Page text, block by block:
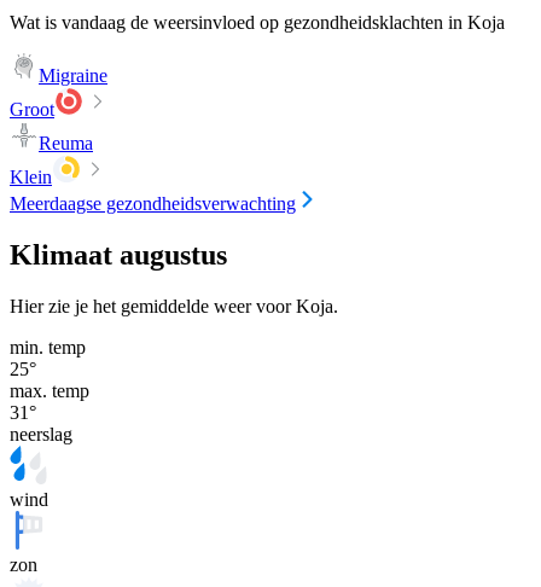
Wat is vandaag de weersinvloed op gezondheidsklachten in Koja
Migraine
Groot
Reuma
Klein
Meerdaagse gezondheidsverwachting
Klimaat augustus
Hier zie je het gemiddelde weer voor Koja.
min. temp
25°
max. temp
31°
neerslag
wind
zon